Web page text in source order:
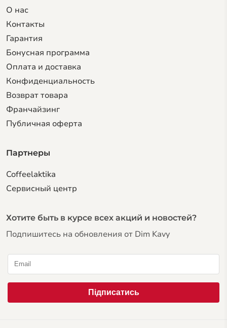
О нас
Контакты
Гарантия
Бонусная программа
Оплата и доставка
Конфиденциальность
Возврат товара
Франчайзинг
Публичная оферта
Партнеры
Coffeelaktika
Сервисный центр
Хотите быть в курсе всех акций и новостей?
Подпишитесь на обновления от Dim Kavy